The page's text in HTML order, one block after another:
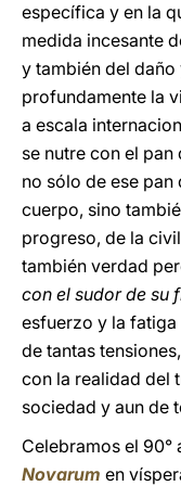
específica y en la
medida incesante
y también del
profundamente la
a escala
se nutre con el
no sólo de ese
cuerpo, sino
progreso, de la
también verdad
con el sudor de su
esfuerzo y la fatiga
de tantas
con la realidad del
sociedad y aun de
Celebramos el 90°
Novarum en